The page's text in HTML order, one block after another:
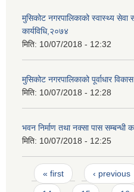
मुसिकोट नगरपालिकाको स्वास्थ्य
कार्यविधि,२०७४
मिति: 10/07/2018 - 12:32
मुसिकोट नगरपालिकाको पूर्वाधार
मिति: 10/07/2018 - 12:28
भवन निर्माण तथा नक्सा पास सम्बन्धी
मिति: 10/07/2018 - 12:25
Pages
« first ‹ previous